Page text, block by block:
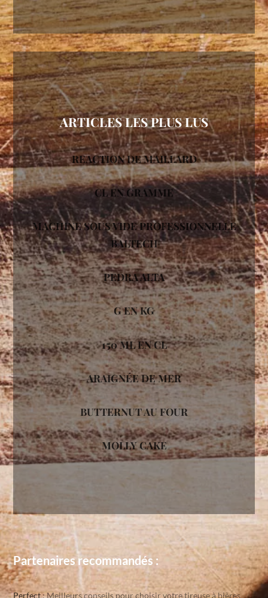
ARTICLES LES PLUS LUS
REACTION DE MAILLARD
CL EN GRAMME
MACHINE SOUS VIDE PROFESSIONNELLE
BALTECH
PEDRA ALTA
G EN KG
150 ML EN CL
ARAIGNÉE DE MER
BUTTERNUT AU FOUR
MOLLY CAKE
Partenaires recommandés :
Perfect: Meilleurs conseils pour choisir votre tireuse à bières